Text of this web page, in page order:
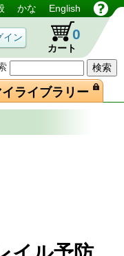
かな English
カート
0
イライブラリー